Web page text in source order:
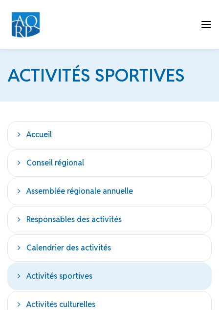
ACTIVITÉS SPORTIVES
Accueil
Conseil régional
Assemblée régionale annuelle
Responsables des activités
Calendrier des activités
Activités sportives
Activités culturelles